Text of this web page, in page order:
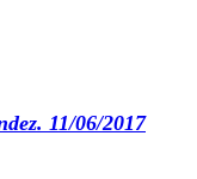
11/06/2017